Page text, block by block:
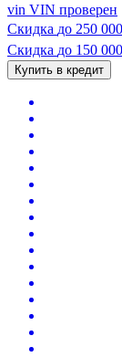
vin VIN проверен
Скидка до 250
Скидка до 150
Купить в кредит